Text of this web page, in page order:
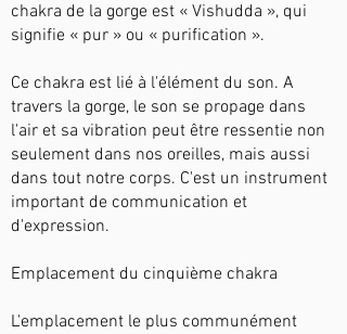
chakra de la gorge est « Vishudda », qui
signifie « pur » ou « purification ».
Ce chakra est lié à l'élément du son. A
travers la gorge, le son se propage dans
l'air et sa vibration peut être ressentie non
seulement dans nos oreilles, mais aussi
dans tout notre corps. C'est un instrument
important de communication et
d'expression.
Emplacement du cinquième chakra
L'emplacement le plus communément